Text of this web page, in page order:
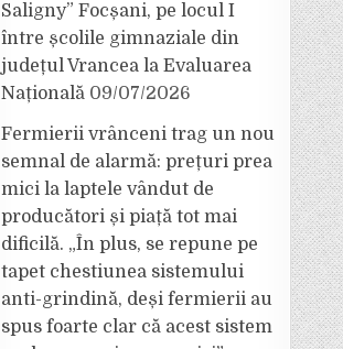
Saligny” Focșani, pe locul I
între școlile gimnaziale din
județul Vrancea la Evaluarea
Națională 09/07/2026
Fermierii vrânceni trag un nou
semnal de alarmă: prețuri prea
mici la laptele vândut de
producători și piață tot mai
dificilă. „În plus, se repune pe
tapet chestiunea sistemului
anti-grindină, deși fermierii au
spus foarte clar că acest sistem